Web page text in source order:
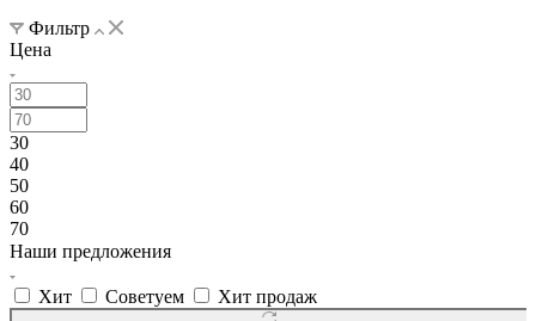
Фильтр
Цена
30
40
50
60
70
Наши предложения
Хит Советуем Хит продаж